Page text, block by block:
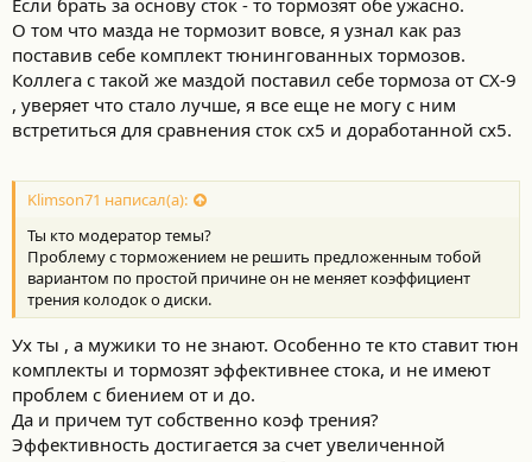
Если брать за основу сток - то тормозят обе ужасно.
О том что мазда не тормозит вовсе, я узнал как раз
поставив себе комплект тюнингованных тормозов.
Коллега с такой же маздой поставил себе тормоза от СХ-9
, уверяет что стало лучше, я все еще не могу с ним
встретиться для сравнения сток сх5 и доработанной сх5.
Klimson71 написал(а):
Ты кто модератор темы?
Проблему с торможением не решить предложенным тобой
вариантом по простой причине он не меняет коэффициент
трения колодок о диски.
Ух ты , а мужики то не знают. Особенно те кто ставит тюн
комплекты и тормозят эффективнее стока, и не имеют
проблем с биением от и до.
Да и причем тут собственно коэф трения?
Эффективность достигается за счет увеличенной